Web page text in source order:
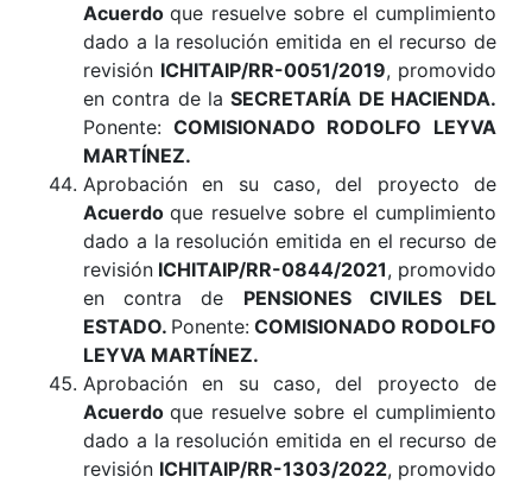
Acuerdoque resuelve sobre el cumplimiento
dado a la resolución emitida en el recurso de
revisión ICHITAIP/RR-0051/2019, promovido
en contra de laSECRETARÍA DE HACIENDA.
Ponente: COMISIONADO RODOLFO LEYVA
MARTÍNEZ.
Aprobación en su caso, del proyecto de
Acuerdoque resuelve sobre el cumplimiento
dado a la resolución emitida en el recurso de
revisión ICHITAIP/RR-0844/2021, promovido
en contra de PENSIONES CIVILES DEL
ESTADO. Ponente: COMISIONADO RODOLFO
LEYVA MARTÍNEZ.
Aprobación en su caso, del proyecto de
Acuerdoque resuelve sobre el cumplimiento
dado a la resolución emitida en el recurso de
revisión ICHITAIP/RR-1303/2022, promovido